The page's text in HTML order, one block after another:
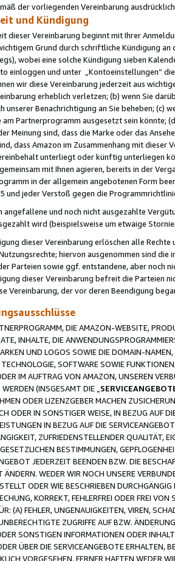
der vorliegenden Vereinbarung
und Kündigung
dieser Vereinbarung beginnt mit Ihrer
Grund durch schriftliche Kündigung
wobei eine solche Kündigung sieben
einloggen und unter „Kontoeinstellungen“
wir diese Vereinbarung jederzeit aus
erheblich verletzen; (b) wenn Sie
unserer Benachrichtigung an Sie beheben;
am Partnerprogramm ausgesetzt sein könnte;
Meinung sind, dass die Marke oder das
dass Amazon im Zusammenhang mit
unterliegt oder künftig unterliegen
mit Ihnen agieren, bereits in der
in der allgemein angebotenen Form
und jeder Verstoß gegen die
angefallene und noch nicht ausgezahlte
wird (beispielsweise um etwaige
dieser Vereinbarung erlöschen alle
hiervon ausgenommen sind
Parteien sowie ggf. entstandene, aber noch
dieser Vereinbarung befreit die Parteien
Vereinbarung, der vor deren Beendigung
DIE AMAZON-WEBSITE,
INHALTE, DIE
UND LOGOS SOWIE DIE DOMAIN-
SOFTWARE SOWIE
IM AUFTRAG VON AMAZON, UNSEREN
(INSGESAMT DIE „
ODER LIZENZGEBER MACHEN
ODER IN SONSTIGER WEISE, IN BEZUG AUF
IN BEZUG AUF DIE
ZUFRIEDENSTELLENDER QUALITÄT,
BESTIMMUNGEN,
JEDERZEIT BEENDEN BZW. DIE
ÄNDERN. WEDER WIR NOCH UNSERE
ODER WIE BESCHRIEBEN
KORREKT, FEHLERFREI ODER FREI
(A) FEHLER, UNGENAUIGKEITEN, VIREN,
ZUGRIFFE AUF BZW.
SONSTIGEN INFORMATIONEN ODER
ÜBER DIE SERVICEANGEBOTE ERHALTEN,
VORGESEHEN. FERNER HAFTEN WEDER